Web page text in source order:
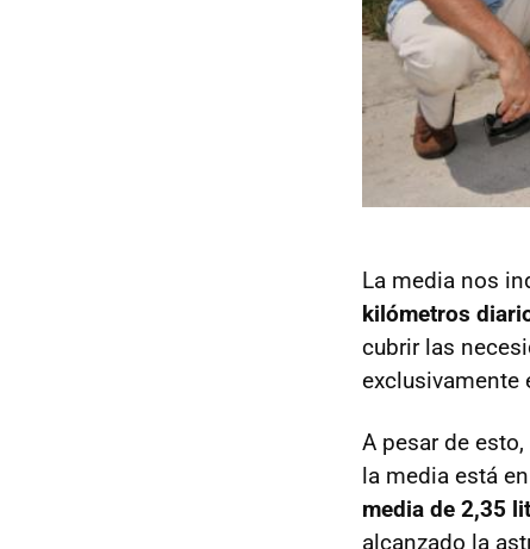
La media nos
kilómetros
cubrir las
exclusivamente
A pesar de
la media está
media de 2,35
alcanzado la